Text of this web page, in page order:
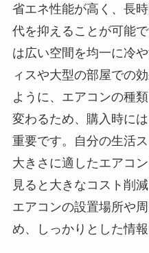
省エネ性能が高く、長
代を抑えることが可能
は広い空間を均一に冷
ィスや大型の部屋での
ように、エアコンの種
変わるため、購入時に
重要です。自分の生活
大きさに適したエアコ
見ると大きなコスト削
エアコンの設置場所や
め、しっかりとした情